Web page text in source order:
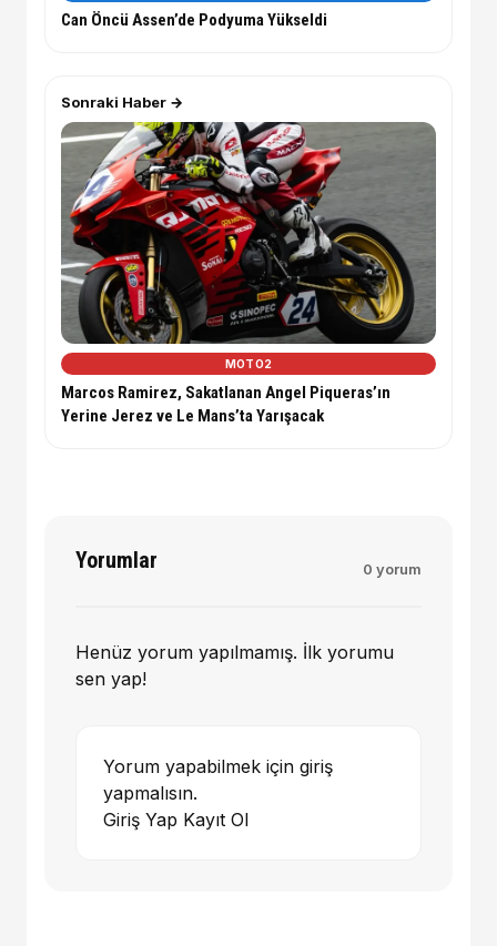
Can Öncü Assen’de Podyuma Yükseldi
Sonraki Haber →
MOTO2
Marcos Ramirez, Sakatlanan Angel Piqueras’ın
Yerine Jerez ve Le Mans’ta Yarışacak
Yorumlar 0 yorum
Henüz yorum yapılmamış. İlk yorumu
sen yap!
Yorum yapabilmek için giriş
yapmalısın.
Giriş Yap Kayıt Ol